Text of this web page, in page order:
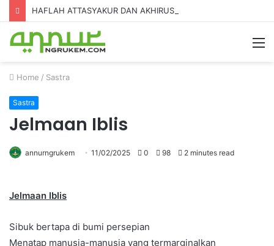
Home / Sastra
Sastra
Jelmaan Iblis
annurngrukem 11/02/2025 0 98 2 minutes read
Jelmaan Iblis
Sibuk bertapa di bumi persepian
Menatap manusia-manusia yang termarginalkan